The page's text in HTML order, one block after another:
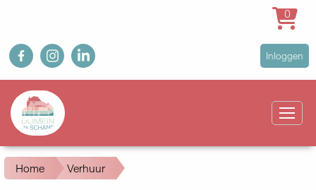
Overslaan
en
naar
inhoud
gaan
fb ig in
User
account
Inloggen
Main
navigation
0
Kruimelpad
Home Verhuur